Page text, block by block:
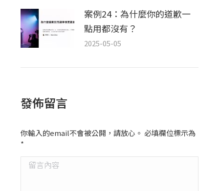
案例24：為什麼你的道歉一
點用都沒有？
2025-05-05
發佈留言
你輸入的email不會被公開，請放心。 必填欄位標示為
*
留言內容